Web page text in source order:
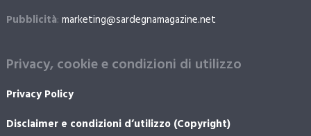
Pubblicità: marketing@sardegnamagazine.net
Privacy, cookie e condizioni di utilizzo
Privacy Policy
Disclaimer e condizioni d’utilizzo (Copyright)